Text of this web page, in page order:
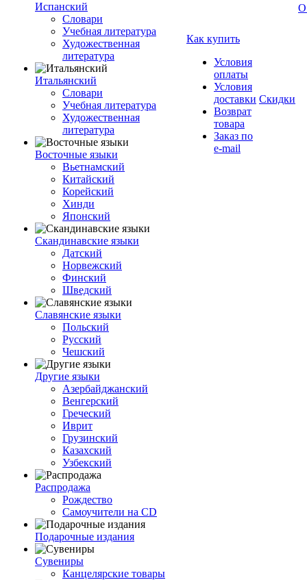
Испанский
Словари
Учебная литература
Художественная
литература
Итальянский
Словари
Учебная литература
Художественная
литература
Восточные языки
Вьетнамский
Китайский
Корейский
Хинди
Японский
Скандинавские языки
Датский
Норвежский
Финский
Шведский
Славянские языки
Польский
Русский
Чешский
Другие языки
Азербайджанский
Венгерский
Греческий
Иврит
Грузинский
Казахский
Узбекский
Распродажа
Рождество
Самоучители на CD
Подарочные издания
Сувениры
Канцелярские товары
Как купить
Условия
оплаты
Условия
доставки
Возврат
товара
Заказ по
e-mail
Скидки
О